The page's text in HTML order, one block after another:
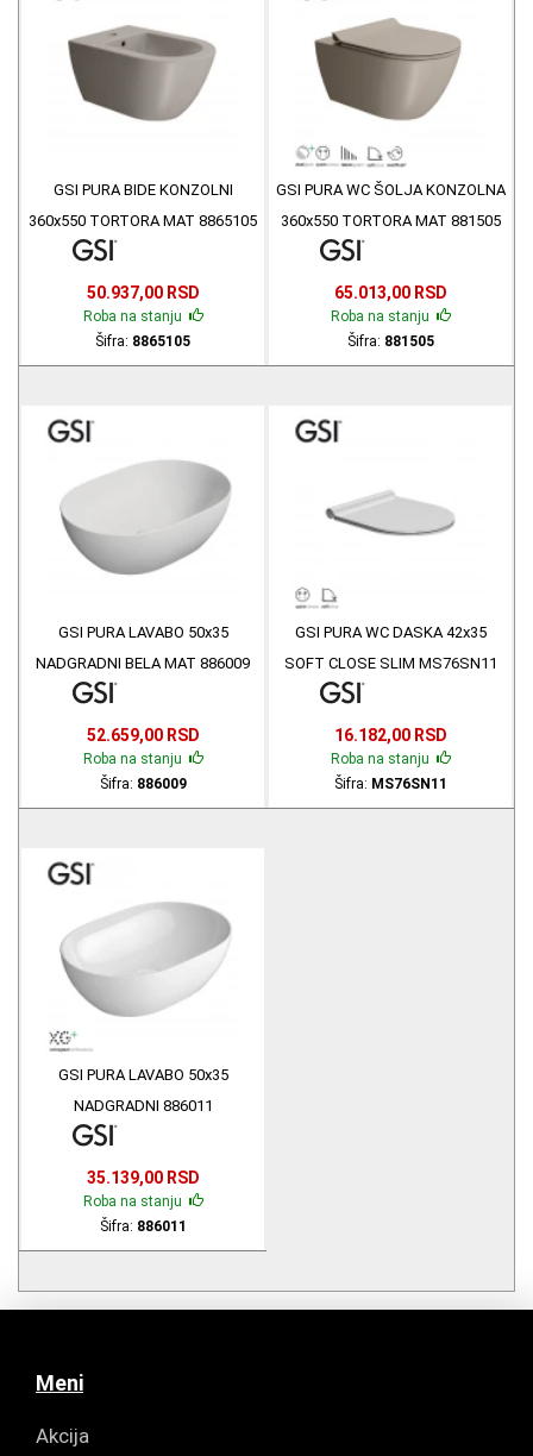
GSI PURA BIDE KONZOLNI
360x550 TORTORA MAT 8865105
50.937,00 RSD
Roba na stanju
Šifra: 8865105
GSI PURA WC ŠOLJA KONZOLNA
360x550 TORTORA MAT 881505
65.013,00 RSD
Roba na stanju
Šifra: 881505
GSI PURA LAVABO 50x35
NADGRADNI BELA MAT 886009
52.659,00 RSD
Roba na stanju
Šifra: 886009
GSI PURA WC DASKA 42x35
SOFT CLOSE SLIM MS76SN11
16.182,00 RSD
Roba na stanju
Šifra: MS76SN11
GSI PURA LAVABO 50x35
NADGRADNI 886011
35.139,00 RSD
Roba na stanju
Šifra: 886011
Meni
Akcija